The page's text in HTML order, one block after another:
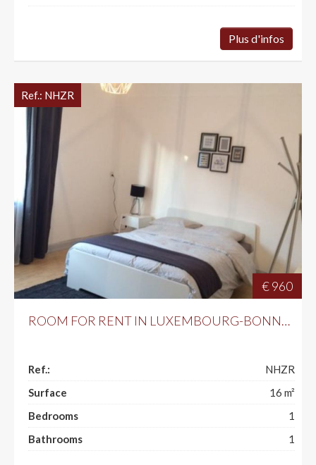
Plus d'infos
€ 960
Ref.: NHZR
ROOM FOR RENT IN LUXEMBOURG-BONNEVOIE
Ref.:
NHZR
Surface
16 m²
Bedrooms
1
Bathrooms
1